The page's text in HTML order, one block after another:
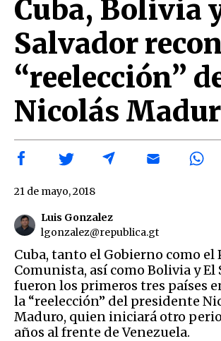
Cuba, Bolivia
Salvador
“reelección”
Nicolás
Luis Gonzalez
lgonzalez@republica.gt
21 de mayo, 2018
Cuba, tanto el Gobierno como el
Comunista, así como Bolivia y El
fueron los primeros tres países
la “reelección” del presidente
Maduro, quien iniciará otro
años al frente de Venezuela.